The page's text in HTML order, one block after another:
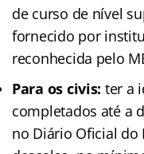
de curso de nível
fornecido por
reconhecida pelo
Para os civis: ter a
completados até a
no Diário Oficial do